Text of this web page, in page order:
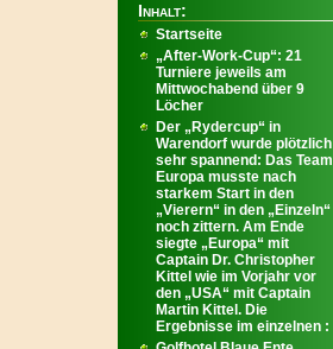
Inhalt:
Startseite
„After-Work-Cup“: 21
Turniere jeweils am
Mittwochabend über 9
Löcher
Der „Rydercup“ in
Warendorf wurde plötzlich
sehr spannend: Das Team
Europa musste nach
starkem Start in den
„Vierern“ in den „Einzeln“
noch zittern. Am Ende
siegte „Europa“ mit
Captain Dr. Christopher
Kittel wie im Vorjahr vor
den „USA“ mit Captain
Martin Kittel. Die
Ergebnisse im einzelnen :